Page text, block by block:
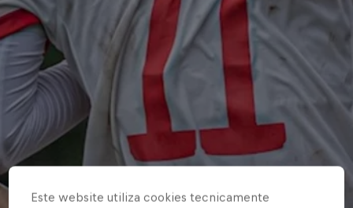
Este website utiliza cookies tecnicamente